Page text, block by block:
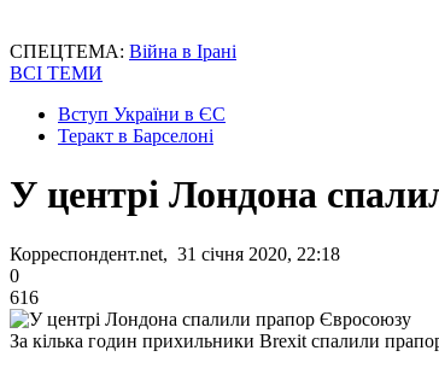
СПЕЦТЕМА: Війна в Ірані
ВСІ ТЕМИ
Вступ України в ЄС
Теракт в Барселоні
У центрі Лондона
Корреспондент.net, 31 січня 2020, 22:18
0
616
За кілька годин прихильники Brexit спалили